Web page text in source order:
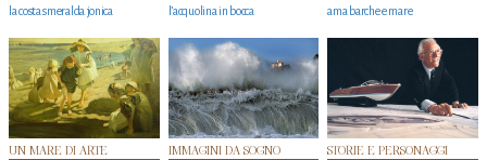
la costa smeralda jonica
l’acquolina in bocca
ama barche e mare
UN MARE DI ARTE IMMAGINI DA SOGNO STORIE E PERSONAGGI